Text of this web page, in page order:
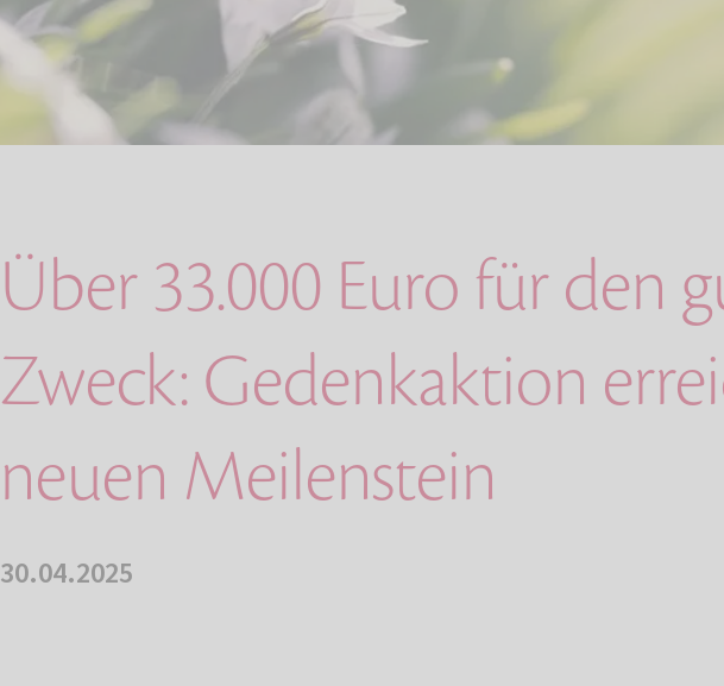
Über 33.000 Euro für den
Zweck: Gedenkaktion
neuen Meilenstein
30.04.2025